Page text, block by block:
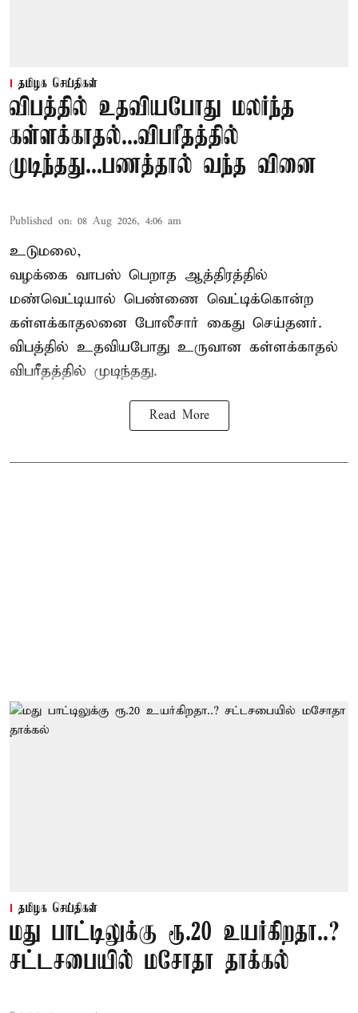
தமிழக செய்திகள்
விபத்தில் உதவியபோது மலர்ந்த
கள்ளக்காதல்...விபரீதத்தில்
முடிந்தது...பணத்தால் வந்த வினை
Published on: 08 Aug 2026, 4:06 am
உடுமலை,
வழக்கை வாபஸ் பெறாத ஆத்திரத்தில்
மண்வெட்டியால் பெண்ணை வெட்டிக்கொன்ற
கள்ளக்காதலனை போலீசார் கைது செய்தனர்.
விபத்தில் உதவியபோது உருவான கள்ளக்காதல்
விபரீதத்தில் முடிந்தது.
Read More
தமிழக செய்திகள்
மது பாட்டிலுக்கு ரூ.20 உயர்கிறதா..?
சட்டசபையில் மசோதா தாக்கல்